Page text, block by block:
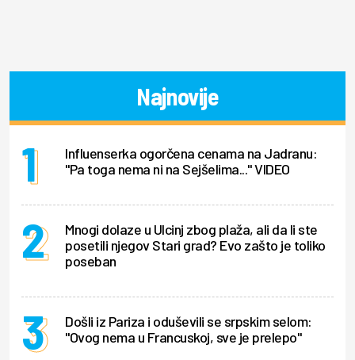
Najnovije
Influenserka ogorčena cenama na Jadranu:
"Pa toga nema ni na Sejšelima..." VIDEO
Mnogi dolaze u Ulcinj zbog plaža, ali da li ste
posetili njegov Stari grad? Evo zašto je toliko
poseban
Došli iz Pariza i oduševili se srpskim selom:
"Ovog nema u Francuskoj, sve je prelepo"